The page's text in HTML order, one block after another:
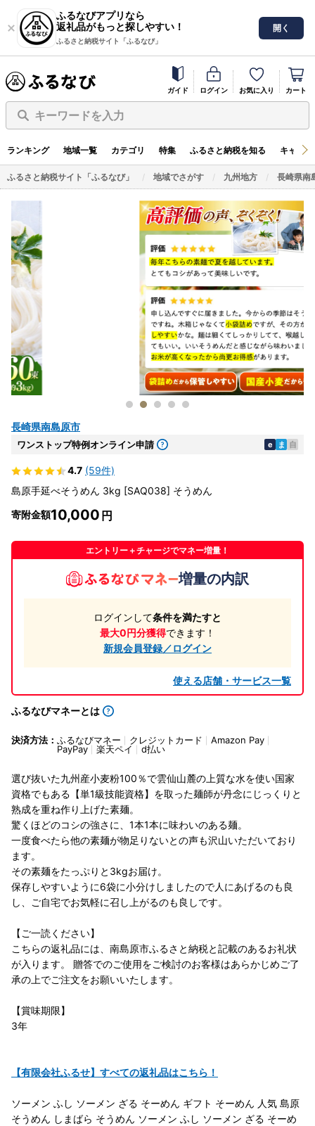
ふるなびアプリなら
返礼品がもっと探しやすい！
ふるさと納税サイト「ふるなび」
開く
ガイド ログイン お気に入り カート
キーワードを入力
ランキング 地域一覧 カテゴリ 特集 ふるさと納税を知る キャン
ふるさと納税サイト「ふるなび」 地域でさがす 九州地方 長崎県南
長崎県南島原市
ワンストップ特例オンライン申請 e ま 自
4.7 (59件)
島原手延べそうめん 3kg [SAQ038] そうめん
寄附金額10,000
エントリー＋チャージでマネー増量！
増量の内訳
ログインして条件を満たすと
最大0円分獲得できます！
新規会員登録／ログイン
使える店舗・サービス一覧
ふるなびマネーとは
決済方法： ふるなびマネー クレジットカード
Amazon Pay
PayPay
楽天ペイ d払い
選び抜いた九州産小麦粉100％で雲仙山麓の上質な水を使い国家
資格でもある【単1級技能資格】を取った麺師が丹念にじっくりと
熟成を重ね作り上げた素麺。
驚くほどのコシの強さに、1本1本に味わいのある麺。
一度食べたら他の素麺が物足りないとの声も沢山いただいており
ます。
その素麺をたっぷりと3kgお届け。
保存しやすいように6袋に小分けしましたので人にあげるのも良
し、ご自宅でお気軽に召し上がるのも良しです。
【ご一読ください】
こちらの返礼品には、南島原市ふるさと納税と記載のあるお礼状
が入ります。 贈答でのご使用をご検討のお客様はあらかじめご了
承の上でご注文をお願いいたします。
【賞味期限】
3年
【有限会社ふるせ】すべての返礼品はこちら！
ソーメン ふし ソーメン ざる そーめん ギフト そーめん 人気 島原
そうめん しまばら そうめん ソーメン ふし ソーメン ざる そーめ